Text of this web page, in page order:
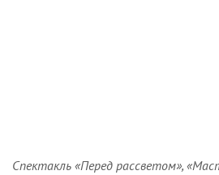
Спектакль «Перед рассветом»,